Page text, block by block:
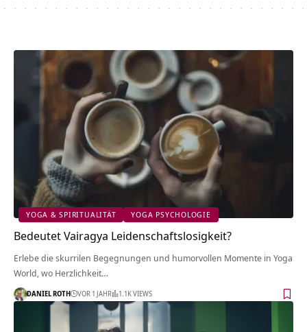
YOGA & SPIRITUALITÄT YOGA PSYCHOLOGIE
Bedeutet Vairagya Leidenschaftslosigkeit?
Erlebe die skurrilen Begegnungen und humorvollen Momente in Yoga
World, wo Herzlichkeit…
DANIEL ROTH VOR 1 JAHR 1.1K VIEWS